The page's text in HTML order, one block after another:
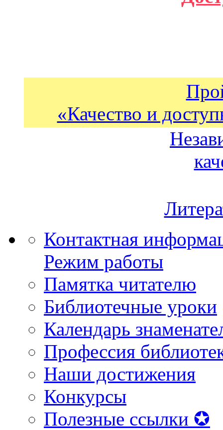
«Качество и
Контактная
Режим работы
Памятка читателю
Библиотечные уроки
Календарь
Профессия
Наши достижения
Конкурсы
Полезные ссылки ✪